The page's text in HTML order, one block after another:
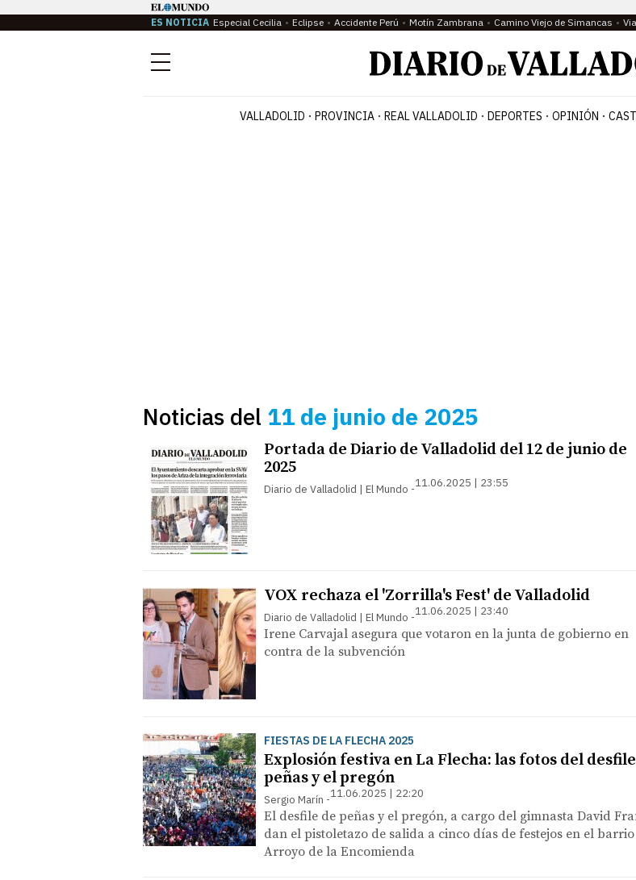
ES NOTICIA Especial Cecilia Eclipse Accidente Perú Motín Zambrana Camino Viejo de Simancas
Menú
VALLADOLID PROVINCIA REAL VALLADOLID DEPORTES OPINIÓN
Noticias del 11 de junio de 2025
Portada de Diario de Valladolid del 12 de junio de
2025
Diario de Valladolid | El Mundo 11.06.2025 | 23:55
VOX rechaza el 'Zorrilla's Fest' de Valladolid
Diario de Valladolid | El Mundo 11.06.2025 | 23:40
Irene Carvajal asegura que votaron en la junta de gobierno en
contra de la subvención
FIESTAS DE LA FLECHA 2025
Explosión festiva en La Flecha: las fotos del
peñas y el pregón
Sergio Marín 11.06.2025 | 22:20
El desfile de peñas y el pregón, a cargo del gimnasta David
dan el pistoletazo de salida a cinco días de festejos en el
Arroyo de la Encomienda